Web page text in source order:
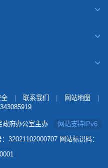
联系我们 网站地图
343085919
政府办公室主办
网站支持IPv6
32021102000707 网站标识码：